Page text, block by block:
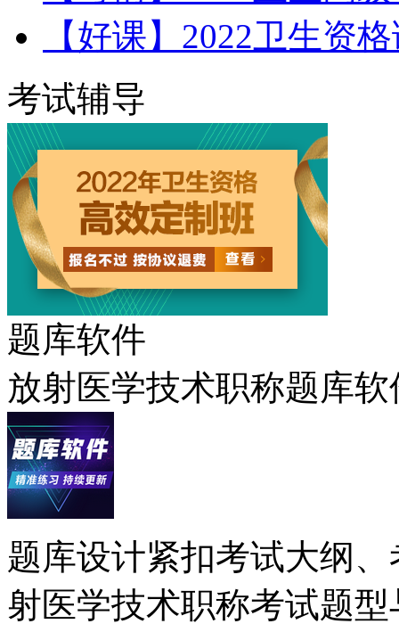
【好课】2022卫生资
考试辅导
题库软件
放射医学技术职称题库
题库设计紧扣考试大纲
射医学技术职称考试题